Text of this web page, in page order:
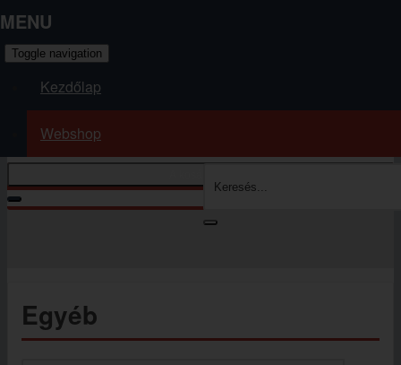
MENU
Toggle navigation
Kezdőlap
Webshop
Ön itt van:
Egyéb